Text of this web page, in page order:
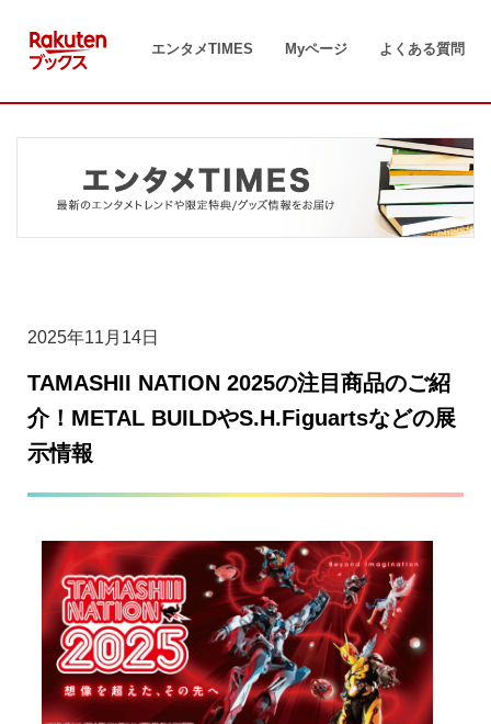
エンタメTIMES Myページ よくある質問
2025年11月14日
TAMASHII NATION 2025の注目商品のご紹
介！METAL BUILDやS.H.Figuartsなどの展
示情報